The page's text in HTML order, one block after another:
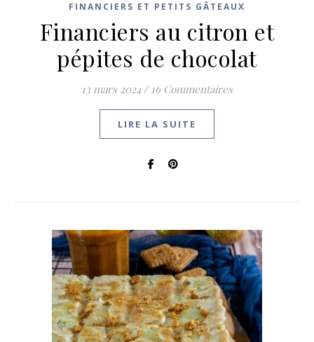
FINANCIERS ET PETITS GÂTEAUX
Financiers au citron et
pépites de chocolat
13 mars 2024 / 16 Commentaires
LIRE LA SUITE